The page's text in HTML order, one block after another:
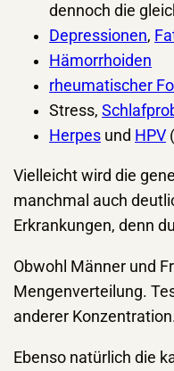
dennoch die
Depressionen,
Hämorrhoiden
rheumatischer
Stress,
Herpes und HPV
Vielleicht wird die
manchmal auch
Erkrankungen, denn
Obwohl Männer und
Mengenverteilung.
anderer
Ebenso natürlich die